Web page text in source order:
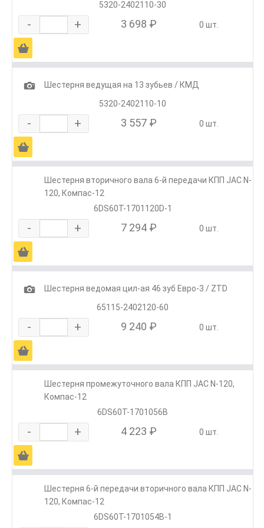
5320-2402110-30
- + 3 698 ₽ 0 шт.
Ä
1
Шестерня ведущая на 13 зубьев / КМД
5320-2402110-10
- + 3 557 ₽ 0 шт.
Ä
Шестерня вторичного вала 6-й передачи КПП JAC N-
120, Компас-12
6DS60T-1701120D-1
- + 7 294 ₽ 0 шт.
Ä
1
Шестерня ведомая цил-ая 46 зуб Евро-3 / ZTD
65115-2402120-60
- + 9 240 ₽ 0 шт.
Ä
Шестерня промежуточного вала КПП JAC N-120,
Компас-12
6DS60T-1701056B
- + 4 223 ₽ 0 шт.
Ä
Шестерня 6-й передачи вторичного вала КПП JAC N-
120, Компас-12
6DS60T-1701054B-1